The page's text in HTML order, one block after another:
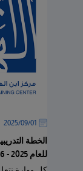
01‏/09‏/2025
الخطة
للعام 2025 - 2026